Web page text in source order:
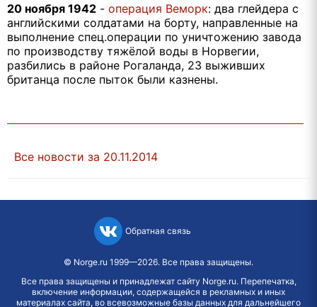
20 ноября 1942 - операция Веморк: два глейдера с
английскими солдатами на борту, направленные на
выполнение спец.операции по уничтожению завода
по производству тяжёлой воды в Норвегии,
разбились в районе Рогаланда, 23 выживших
британца после пыток были казнены.
Все новости за 20.11.2014
Обратная связь
© Norge.ru 1999—2026. Все права защищены.
Все права защищены и принадлежат сайту Norge.ru. Перепечатка,
включение информации, содержащейся в рекламных и иных
материалах сайта, во всевозможные базы данных для дальнейшего